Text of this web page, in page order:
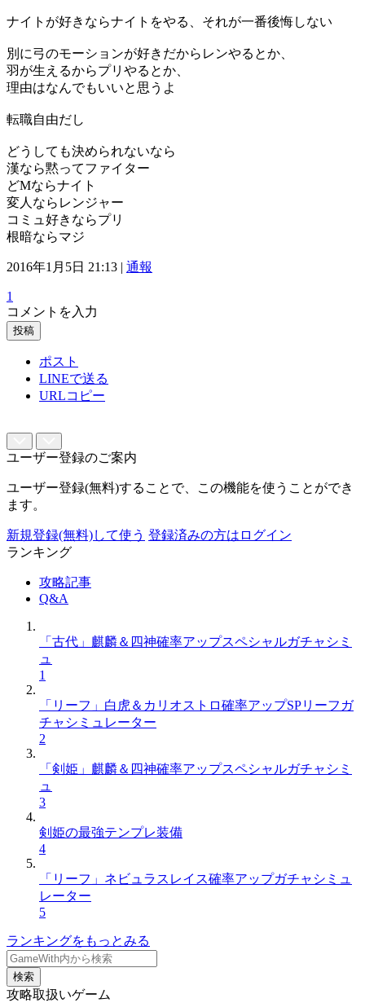
ナイトが好きならナイトをやる、それが一番後悔しない
別に弓のモーションが好きだからレンやるとか、
羽が生えるからプリやるとか、
理由はなんでもいいと思うよ
転職自由だし
どうしても決められないなら
漢なら黙ってファイター
どMならナイト
変人ならレンジャー
コミュ好きならプリ
根暗ならマジ
2016年1月5日 21:13 | 通報
1
コメントを入力
投稿
ポスト
LINEで送る
URLコピー
ユーザー登録のご案内
ユーザー登録(無料)することで、この機能を使うことができ
ます。
新規登録(無料)して使う 登録済みの方はログイン
ランキング
攻略記事
Q&A
「古代」麒麟＆四神確率アップスペシャルガチャシミ
ュ
1
「リーフ」白虎＆カリオストロ確率アップSPリーフガ
チャシミュレーター
2
「剣姫」麒麟＆四神確率アップスペシャルガチャシミ
ュ
3
剣姫の最強テンプレ装備
4
「リーフ」ネビュラスレイス確率アップガチャシミュ
レーター
5
ランキングをもっとみる
検索
攻略取扱いゲーム